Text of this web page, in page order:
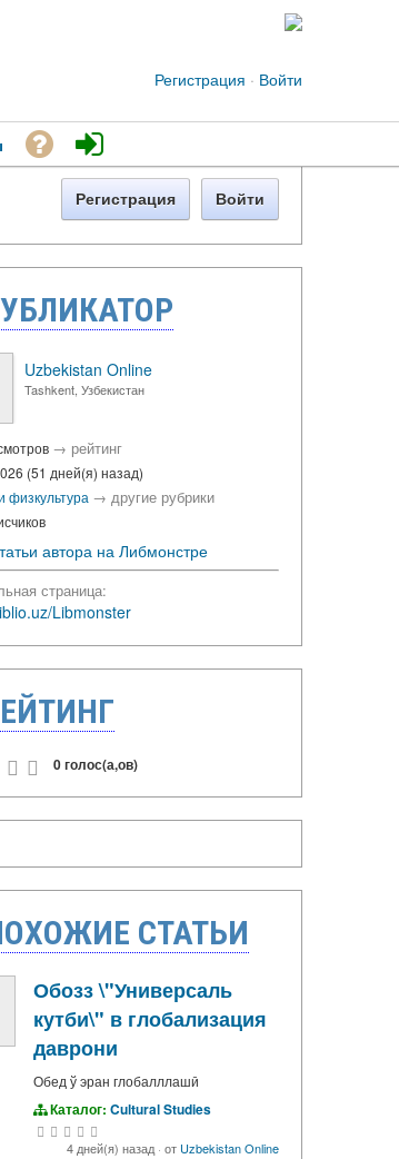
Регистрация · Войти
Регистрация Войти
Uzbekistan Online
Tashkent, Узбекистан
→ рейтинг
(51 дней(я) назад)
физкультура → другие рубрики
автора на Либмонстре
страница:
Libmonster
0 голос(а,ов)
СТАТЬИ
Обозз \"Универсаль
кутби\" в глобализация
даврони
Обед ў эран глобалллашӣ
Каталог: Cultural Studies
4 дней(я) назад· от Uzbekistan Online